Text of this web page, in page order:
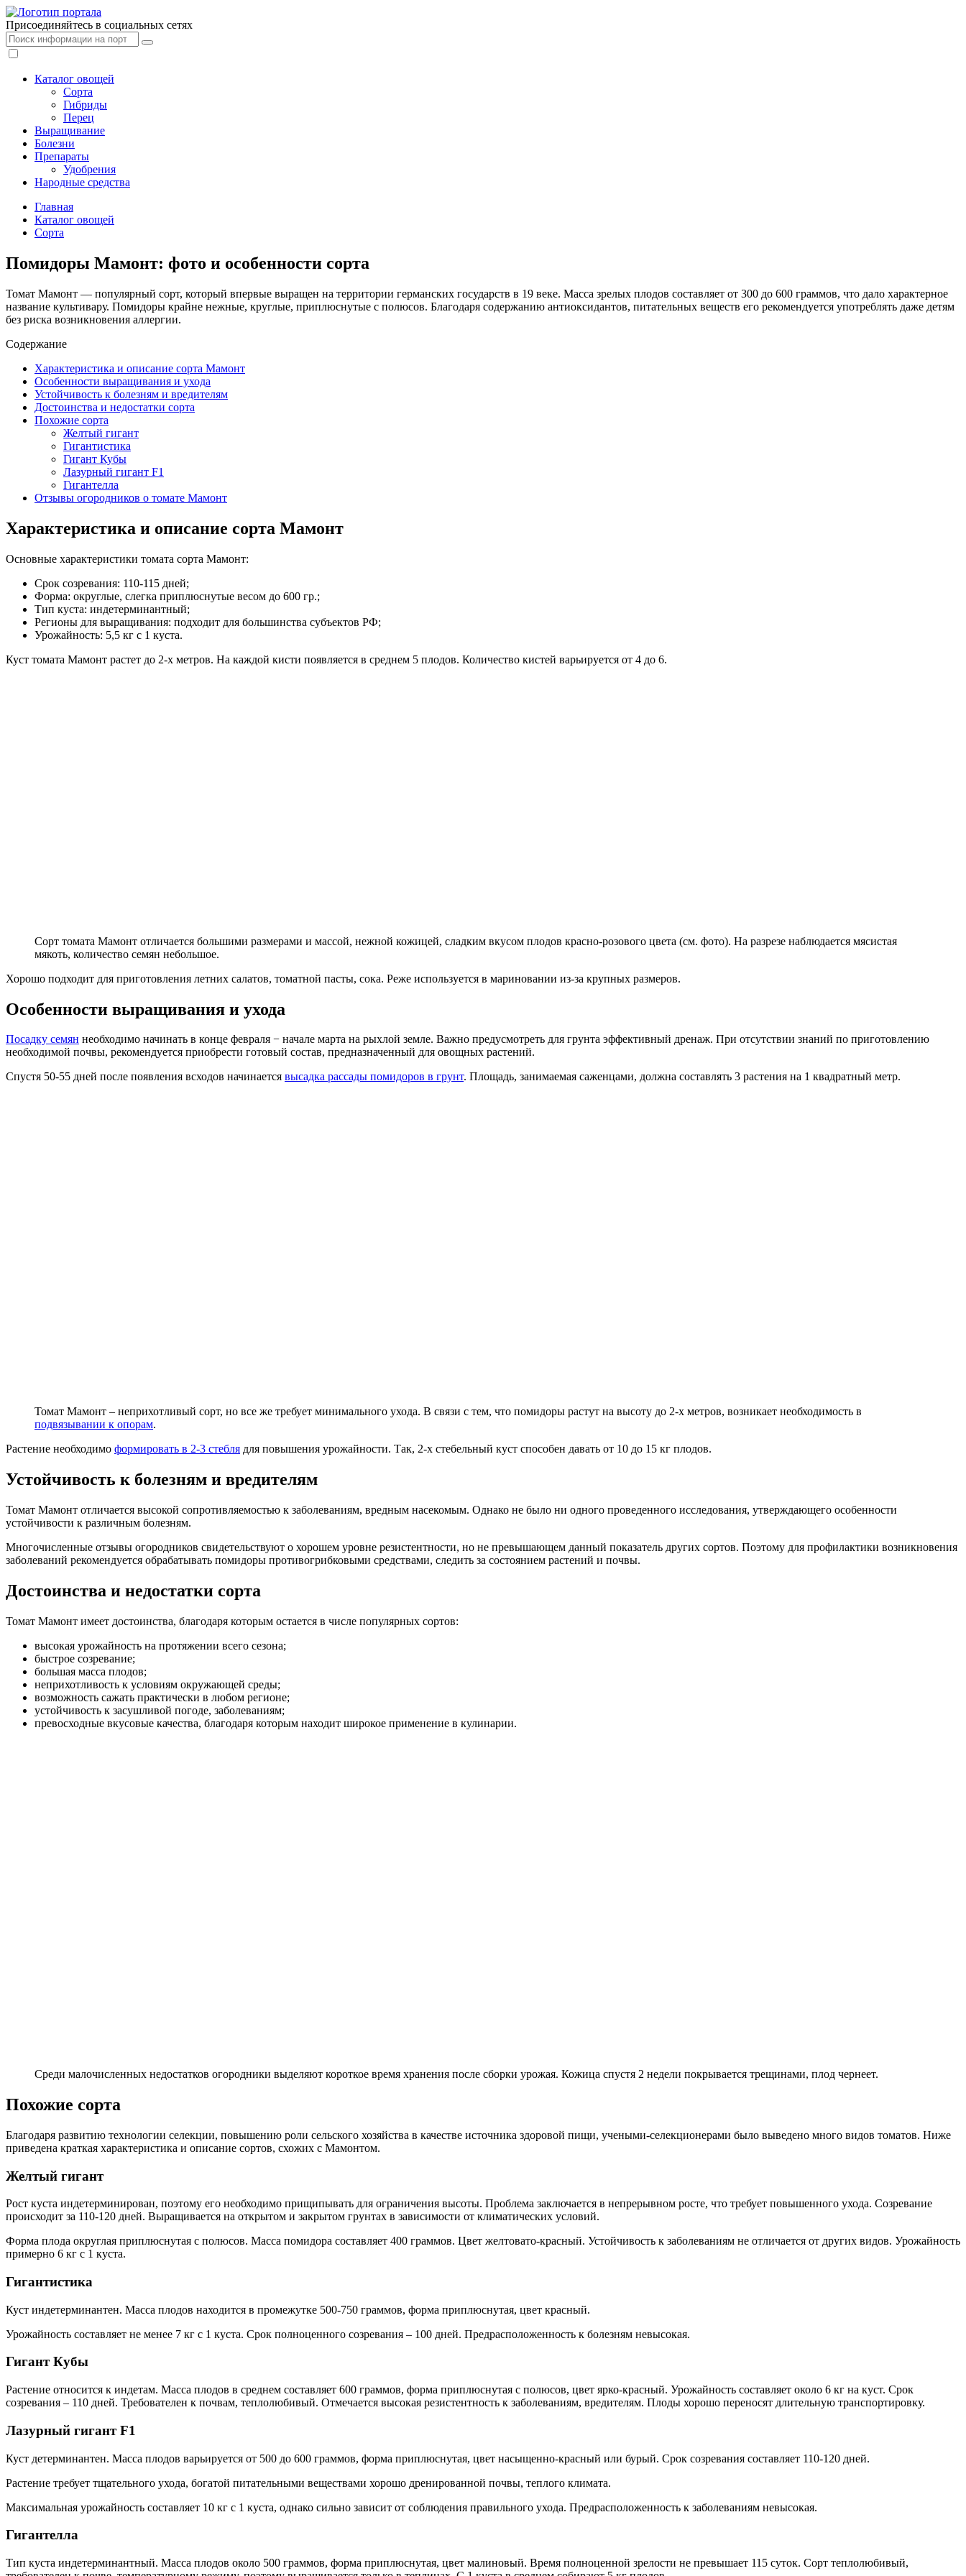
Присоединяйтесь в социальных сетях
Каталог овощей
Сорта
Гибриды
Перец
Выращивание
Болезни
Препараты
Удобрения
Народные средства
Главная
Каталог овощей
Сорта
Помидоры Мамонт: фото и особенности сорта
Томат Мамонт — популярный сорт, который впервые выращен на территории германских государств в 19 веке. Масса зрелых плодов составляет от 300 до 600 граммов, что дало характерное
название культивару. Помидоры крайне нежные, круглые, приплюснутые с полюсов. Благодаря содержанию антиоксидантов, питательных веществ его рекомендуется употреблять даже детям
без риска возникновения аллергии.
Содержание
Характеристика и описание сорта Мамонт
Особенности выращивания и ухода
Устойчивость к болезням и вредителям
Достоинства и недостатки сорта
Похожие сорта
Желтый гигант
Гигантистика
Гигант Кубы
Лазурный гигант F1
Гигантелла
Отзывы огородников о томате Мамонт
Характеристика и описание сорта Мамонт
Основные характеристики томата сорта Мамонт:
Срок созревания: 110-115 дней;
Форма: округлые, слегка приплюснутые весом до 600 гр.;
Тип куста: индетерминантный;
Регионы для выращивания: подходит для большинства субъектов РФ;
Урожайность: 5,5 кг с 1 куста.
Куст томата Мамонт растет до 2-х метров. На каждой кисти появляется в среднем 5 плодов. Количество кистей варьируется от 4 до 6.
Сорт томата Мамонт отличается большими размерами и массой, нежной кожицей, сладким вкусом плодов красно-розового цвета (см. фото). На разрезе наблюдается мясистая
мякоть, количество семян небольшое.
Хорошо подходит для приготовления летних салатов, томатной пасты, сока. Реже используется в мариновании из-за крупных размеров.
Особенности выращивания и ухода
Посадку семян необходимо начинать в конце февраля − начале марта на рыхлой земле. Важно предусмотреть для грунта эффективный дренаж. При отсутствии знаний по приготовлению
необходимой почвы, рекомендуется приобрести готовый состав, предназначенный для овощных растений.
Спустя 50-55 дней после появления всходов начинается высадка рассады помидоров в грунт. Площадь, занимаемая саженцами, должна составлять 3 растения на 1 квадратный метр.
Томат Мамонт – неприхотливый сорт, но все же требует минимального ухода. В связи с тем, что помидоры растут на высоту до 2-х метров, возникает необходимость в
подвязывании к опорам.
Растение необходимо формировать в 2-3 стебля для повышения урожайности. Так, 2-х стебельный куст способен давать от 10 до 15 кг плодов.
Устойчивость к болезням и вредителям
Томат Мамонт отличается высокой сопротивляемостью к заболеваниям, вредным насекомым. Однако не было ни одного проведенного исследования, утверждающего особенности
устойчивости к различным болезням.
Многочисленные отзывы огородников свидетельствуют о хорошем уровне резистентности, но не превышающем данный показатель других сортов. Поэтому для профилактики возникновения
заболеваний рекомендуется обрабатывать помидоры противогрибковыми средствами, следить за состоянием растений и почвы.
Достоинства и недостатки сорта
Томат Мамонт имеет достоинства, благодаря которым остается в числе популярных сортов:
высокая урожайность на протяжении всего сезона;
быстрое созревание;
большая масса плодов;
неприхотливость к условиям окружающей среды;
возможность сажать практически в любом регионе;
устойчивость к засушливой погоде, заболеваниям;
превосходные вкусовые качества, благодаря которым находит широкое применение в кулинарии.
Среди малочисленных недостатков огородники выделяют короткое время хранения после сборки урожая. Кожица спустя 2 недели покрывается трещинами, плод чернеет.
Похожие сорта
Благодаря развитию технологии селекции, повышению роли сельского хозяйства в качестве источника здоровой пищи, учеными-селекционерами было выведено много видов томатов. Ниже
приведена краткая характеристика и описание сортов, схожих с Мамонтом.
Желтый гигант
Рост куста индетерминирован, поэтому его необходимо прищипывать для ограничения высоты. Проблема заключается в непрерывном росте, что требует повышенного ухода. Созревание
происходит за 110-120 дней. Выращивается на открытом и закрытом грунтах в зависимости от климатических условий.
Форма плода округлая приплюснутая с полюсов. Масса помидора составляет 400 граммов. Цвет желтовато-красный. Устойчивость к заболеваниям не отличается от других видов. Урожайность
примерно 6 кг с 1 куста.
Гигантистика
Куст индетерминантен. Масса плодов находится в промежутке 500-750 граммов, форма приплюснутая, цвет красный.
Урожайность составляет не менее 7 кг с 1 куста. Срок полноценного созревания – 100 дней. Предрасположенность к болезням невысокая.
Гигант Кубы
Растение относится к индетам. Масса плодов в среднем составляет 600 граммов, форма приплюснутая с полюсов, цвет ярко-красный. Урожайность составляет около 6 кг на куст. Срок
созревания – 110 дней. Требователен к почвам, теплолюбивый. Отмечается высокая резистентность к заболеваниям, вредителям. Плоды хорошо переносят длительную транспортировку.
Лазурный гигант F1
Куст детерминантен. Масса плодов варьируется от 500 до 600 граммов, форма приплюснутая, цвет насыщенно-красный или бурый. Срок созревания составляет 110-120 дней.
Растение требует тщательного ухода, богатой питательными веществами хорошо дренированной почвы, теплого климата.
Максимальная урожайность составляет 10 кг с 1 куста, однако сильно зависит от соблюдения правильного ухода. Предрасположенность к заболеваниям невысокая.
Гигантелла
Тип куста индетерминантный. Масса плодов около 500 граммов, форма приплюснутая, цвет малиновый. Время полноценной зрелости не превышает 115 суток. Сорт теплолюбивый,